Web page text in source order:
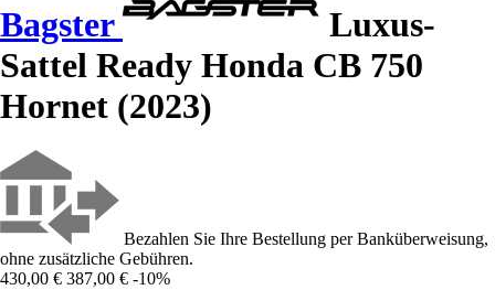
Bagster
Luxus-
Sattel Ready Honda CB 750
Hornet (2023)
Bezahlen Sie Ihre Bestellung per Banküberweisung,
ohne zusätzliche Gebühren.
430,00 € 387,00 € -10%